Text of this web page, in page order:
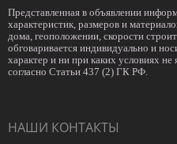
Представленная в объявлении
характеристик, размеров и
дома, геоположении, скорости
обговаривается индивидуально и
характер и ни при каких условиях
согласно Статьи 437 (2) ГК РФ.
НАШИ КОНТАКТЫ